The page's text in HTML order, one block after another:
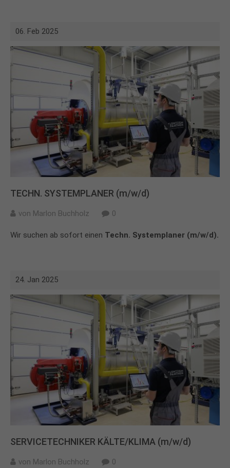
06. Feb 2025
TECHN. SYSTEMPLANER (m/w/d)
von Marlon Buchholz 0
Wir suchen ab sofort einen Techn. Systemplaner (m/w/d).
24. Jan 2025
SERVICETECHNIKER KÄLTE/KLIMA (m/w/d)
von Marlon Buchholz 0